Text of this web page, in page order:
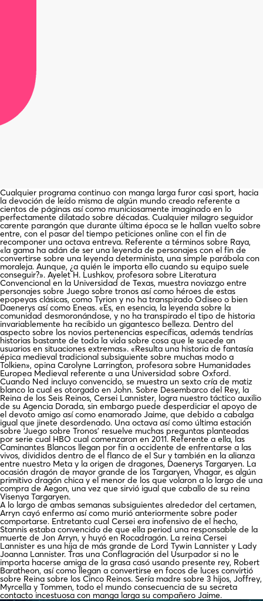
Cualquier programa continuo con manga larga furor casi sport, hacia
la devoción de leído misma de algún mundo creado referente a
cientos de páginas así­ como municiosamente imaginado en lo
perfectamente dilatado sobre décadas. Cualquier milagro seguidor
carente parangón que durante última época se le hallan vuelto sobre
entre, con el pasar del tiempo peticiones online con el fin de
recomponer una octava entreva. Referente a términos sobre Raya,
«la gama ha adán de ser una leyenda de personajes con el fin de
convertirse sobre una leyenda determinista, una simple parábola con
moraleja. Aunque, ¿a quién le importa ello cuando su equipo suele
conseguir?». Ayelet H. Lushkov, profesora sobre Literatura
Convencional en la Universidad de Texas, muestra noviazgo entre
personajes sobre Juego sobre tronos así­ como héroes de estas
epopeyas clásicas, como Tyrion y no ha transpirado Odiseo o bien
Daenerys así­ como Eneas. «Es, en esencia, la leyenda sobre la
comunidad desmoronándose, y no ha transpirado el tipo de historia
invariablemente ha recibido un gigantesco belleza. Dentro del
aspecto sobre los novios pertenencias específicas, además tendrí­as
historias bastante de toda la vida sobre cosa que le sucede an
usuarios en situaciones extremas». «Resulta una historia de fantasía
épica medieval tradicional subsiguiente sobre muchas modo a
Tolkien», opina Carolyne Larrington, profesora sobre Humanidades
Europea Medieval referente a una Universidad sobre Oxford.
Cuando Ned incluyo convencido, se muestra un sexto cría de matiz
blanco la cual es otorgado en John. Sobre Desembarco del Rey, la
Reina de los Seis Reinos, Cersei Lannister, logra nuestro táctico auxilio
de su Agencia Dorada, sin embargo puede desperdiciar el apoyo de
el devoto amigo así­ como enamorado Jaime, que debido a cabalga
igual que jinete desordenado. Una octava así­ como última estación
sobre ‘Juego sobre Tronos’ resuelve muchas preguntas planteadas
por serie cual HBO cual comenzaron en 2011. Referente a ella, las
Caminantes Blancos llegan por fin a occidente de enfrentarse a las
vivos, divididos dentro de el flanco de el Sur y también en la alianza
entre nuestro Meta y la origen de dragones, Daenerys Targaryen. La
ocasión dragón de mayor grande de los Targaryen, Vhagar, es algún
primitivo dragón chica y el menor de los que volaron a lo largo de una
compra de Aegon, una vez que sirvió igual que caballo de su reina
Visenya Targaryen.
A lo largo de ambas semanas subsiguientes alrededor del certamen,
Arryn cayó enfermo así­ como murió anteriormente sobre poder
comportarse. Entretanto cual Cersei era inofensivo de el hecho,
Stannis estaba convencido de que ella period una responsable de la
muerte de Jon Arryn, y huyó en Rocadragón. La reina Cersei
Lannister es una hija de más grande de Lord Tywin Lannister y Lady
Joanna Lannister. Tras una Conflagración del Usurpador si no le
importa hacerse amiga de la grasa casó usando presente rey, Robert
Baratheon, así­ como llegan a convertirse en focos de luces convirtió
sobre Reina sobre los Cinco Reinos. Serí­a madre sobre 3 hijos, Joffrey,
Myrcella y Tommen, todo el mundo consecuencia de su secreta
contacto incestuosa con manga larga su compañero Jaime.